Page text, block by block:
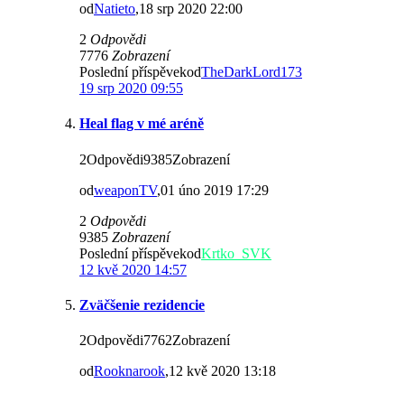
odNatieto,18 srp 2020 22:00
2 Odpovědi
7776 Zobrazení
Poslední příspěvekodTheDarkLord173
19 srp 2020 09:55
Heal flag v mé aréně
2Odpovědi9385Zobrazení
odweaponTV,01 úno 2019 17:29
2 Odpovědi
9385 Zobrazení
Poslední příspěvekodKrtko_SVK
12 kvě 2020 14:57
Zväčšenie rezidencie
2Odpovědi7762Zobrazení
odRooknarook,12 kvě 2020 13:18